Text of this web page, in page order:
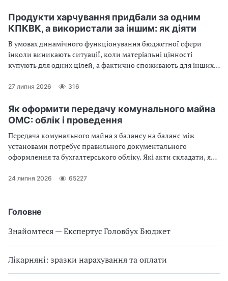
Головне
Знайомтеся — Експертус Головбух Бюджет
Лікарняні: зразки нарахування та оплати
витрачання палива автомобілем чи іншим транспортним або
технічним (наприклад, генератор) засобом. За його
палива. Розглянемо це детальніше
Продукти харчування придбали за одним
КПКВК, а використали за іншим: як діяти
В умовах динамічного функціонування бюджетної сфери
інколи виникають ситуації, коли матеріальні цінності
купують для одних цілей, а фактично споживають для інших.
освіти, охорони здоров’я чи соціального захисту.
програмним кодом видатків може призвести до суттєвих
фінансових санкцій. Докладніше про визначення КПКВК,
27 липня 2026 316
Як оформити передачу комунального майна
ОМС: облік і проведення
Передача комунального майна з балансу на баланс між
установами потребує правильного документального
оформлення та бухгалтерського обліку. Які акти складати, які
— розповідаємо у цьому огляді
24 липня 2026 65227